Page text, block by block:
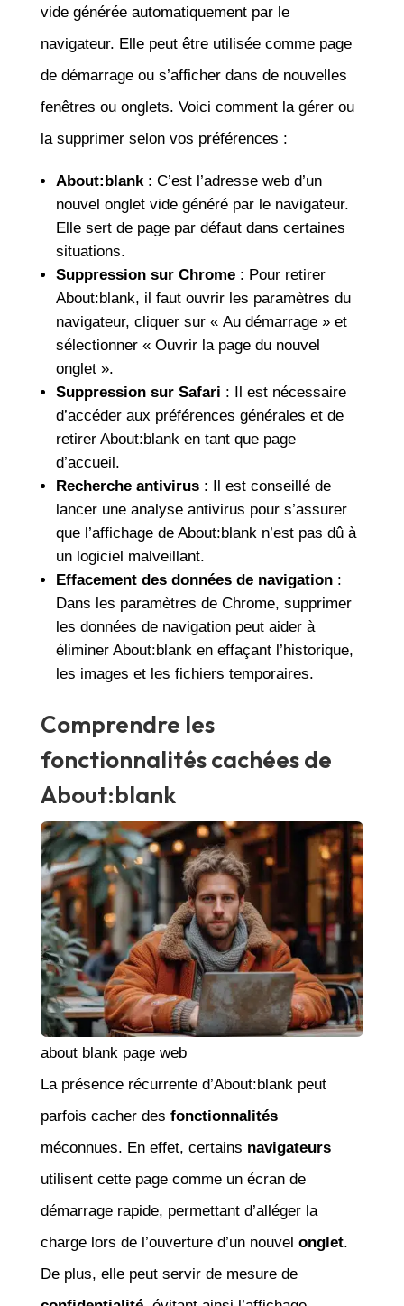
vide générée automatiquement par le
navigateur. Elle peut être utilisée comme page
de démarrage ou s’afficher dans de nouvelles
fenêtres ou onglets. Voici comment la gérer ou
la supprimer selon vos préférences :
About:blank: C’est l’adresse web d’un
nouvel onglet vide généré par le navigateur.
Elle sert de page par défaut dans certaines
situations.
Suppression sur Chrome: Pour retirer
About:blank, il faut ouvrir les paramètres du
navigateur, cliquer sur « Au démarrage » et
sélectionner « Ouvrir la page du nouvel
onglet ».
Suppression sur Safari : Il est nécessaire
d’accéder aux préférences générales et de
retirer About:blank en tant que page
d’accueil.
Recherche antivirus: Il est conseillé de
lancer une analyse antivirus pour s’assurer
que l’affichage de About:blank n’est pas dû à
un logiciel malveillant.
Effacement des données de navigation:
Dans les paramètres de Chrome, supprimer
les données de navigation peut aider à
éliminer About:blank en effaçant l’historique,
les images et les fichiers temporaires.
Comprendre les
fonctionnalités cachées de
About:blank
about blank page web
La présence récurrente d’About:blank peut
parfois cacher des fonctionnalités
méconnues. En effet, certains navigateurs
utilisent cette page comme un écran de
démarrage rapide, permettant d’alléger la
charge lors de l’ouverture d’un nouvel onglet.
De plus, elle peut servir de mesure de